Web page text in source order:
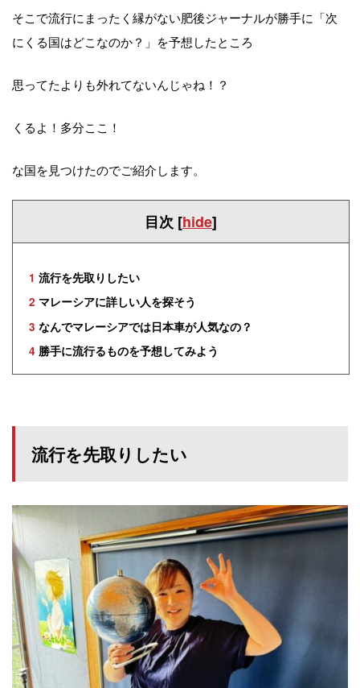
そこで流行にまったく縁がない肥後ジャーナルが勝手に「次
にくる国はどこなのか？」を予想したところ
思ってたよりも外れてないんじゃね！？
くるよ！多分ここ！
な国を見つけたのでご紹介します。
目次 [hide]
1 流行を先取りしたい
2 マレーシアに詳しい人を探そう
3 なんでマレーシアでは日本車が人気なの？
4 勝手に流行るものを予想してみよう
流行を先取りしたい